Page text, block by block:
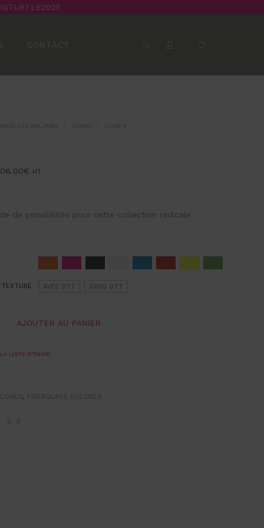
VOLUMES CONE 4
€ HT
de possibilités pour cette collection radicale
AJOUTER AU PANIER
LISTE D'ENVIE
, FIBERGLASS VOLUMES